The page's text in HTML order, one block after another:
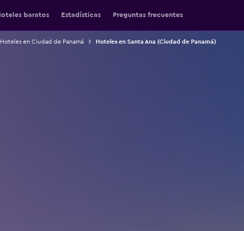
baratos Estadísticas Preguntas frecuentes
Hoteles en Ciudad de Panamá Hoteles en Santa Ana (Ciudad de Panamá)